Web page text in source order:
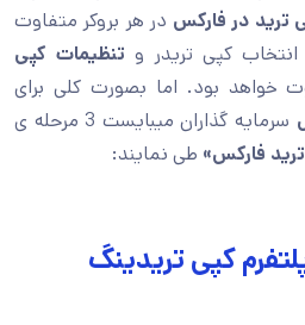
ترید در فارکس در هر بروکر متفاوت
کپی تریدر و تنظیمات کپی
خواهد بود. اما بصورت کلی برای
سرمایه گذاران میبایست 3 مرحله ی
فارکس» طی نمایند:
کپی تریدینگ